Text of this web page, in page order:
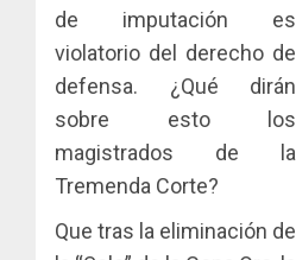
de imputación es
violatorio del derecho de
defensa. ¿Qué dirán
sobre esto los
magistrados de la
Tremenda Corte?
Que tras la eliminación de